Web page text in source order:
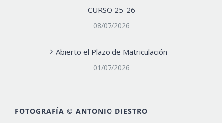
CURSO 25-26
08/07/2026
Abierto el Plazo de Matriculación
01/07/2026
FOTOGRAFÍA © ANTONIO DIESTRO